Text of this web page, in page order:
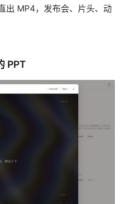
出 MP4，发布会、片头、动
PPT